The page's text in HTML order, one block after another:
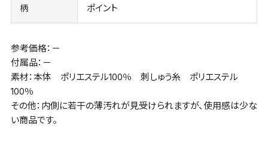
柄 ポイント
参考価格：－
付属品：－
素材：本体 ポリエステル100％ 刺しゅう糸 ポリエステル
100％
その他：内側に若干の薄汚れが見受けられますが、使用感は少な
い商品です。